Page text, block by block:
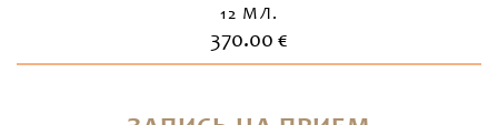
12 МЛ.
370.00 €